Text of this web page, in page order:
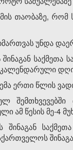
თაობაზე,
უნდა
შინაგან
კალენდარული
ერთი წლის
ამ წესის მე-4
შინაგან